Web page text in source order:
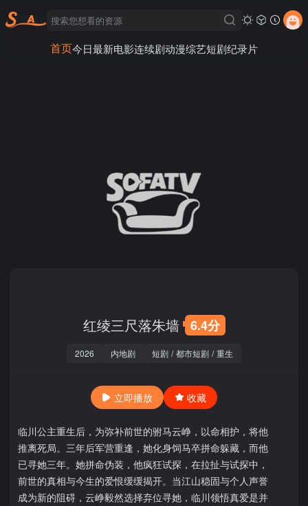
首页今日最新电影连续剧动漫综艺短剧纪录片
红绫三尺落朱墙 6.4分
2026 内地剧 短剧 / 都市短剧 / 重生
立即播放 收藏
临川公主重生后，为弥补前世的驸马云峥，以命相护，将他
推离死局。三年后军营重逢，她化身饲马卒拼命躲藏，而他
已寻她三年。她拼命伪装，他疯狂试探，在拉扯与试探中，
前世的真相与今生的爱恨缓缓揭开。当江山稳固与个人声誉
成为新的阻碍，云峥毅然选择弃位寻她，临川领悟真爱是并